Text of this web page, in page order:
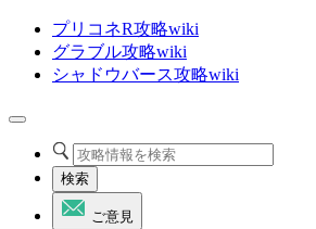
プリコネR攻略wiki
グラブル攻略wiki
シャドウバース攻略wiki
検索
ご意見